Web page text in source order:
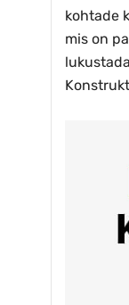
kohtade
mis on